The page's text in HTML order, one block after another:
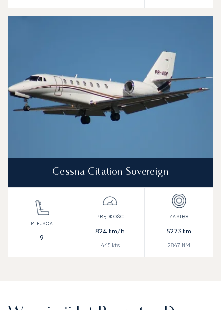
Cessna Citation Sovereign
9
824 km/h
445kts
5273km
2847 NM